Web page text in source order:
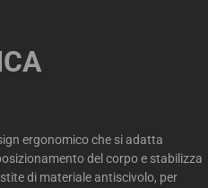
ergonomico che si adatta
del corpo e stabilizza
di materiale antiscivolo, per